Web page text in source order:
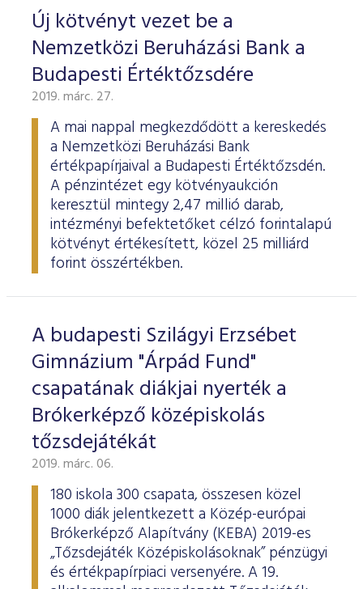
Új kötvényt vezet be a
Nemzetközi Beruházási Bank a
Budapesti Értéktőzsdére
2019. márc. 27.
A mai nappal megkezdődött a kereskedés
a Nemzetközi Beruházási Bank
értékpapírjaival a Budapesti Értéktőzsdén.
A pénzintézet egy kötvényaukción
keresztül mintegy 2,47 millió darab,
intézményi befektetőket célzó forintalapú
kötvényt értékesített, közel 25 milliárd
forint összértékben.
A budapesti Szilágyi Erzsébet
Gimnázium "Árpád Fund"
csapatának diákjai nyerték a
Brókerképző középiskolás
tőzsdejátékát
2019. márc. 06.
180 iskola 300 csapata, összesen közel
1000 diák jelentkezett a Közép-európai
Brókerképző Alapítvány (KEBA) 2019-es
„Tőzsdejáték Középiskolásoknak” pénzügyi
és értékpapírpiaci versenyére. A 19.